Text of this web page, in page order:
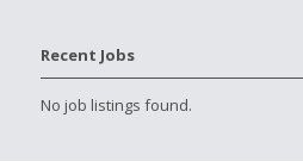
Recent Jobs
No job listings found.